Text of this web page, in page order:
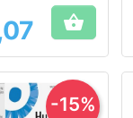

-15%